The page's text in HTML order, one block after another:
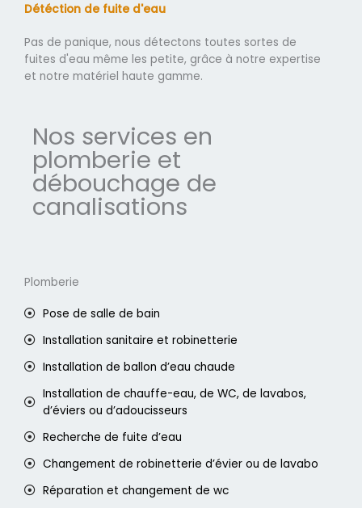
Détéction de fuite d'eau
Pas de panique, nous détectons toutes sortes de
fuites d'eau même les petite, grâce à notre expertise
et notre matériel haute gamme.
Nos services en
plomberie et
débouchage de
canalisations
Plomberie
Pose de salle de bain
Installation sanitaire et robinetterie
Installation de ballon d’eau chaude
Installation de chauffe-eau, de WC, de lavabos,
d’éviers ou d’adoucisseurs
Recherche de fuite d’eau
Changement de robinetterie d’évier ou de lavabo
Réparation et changement de wc